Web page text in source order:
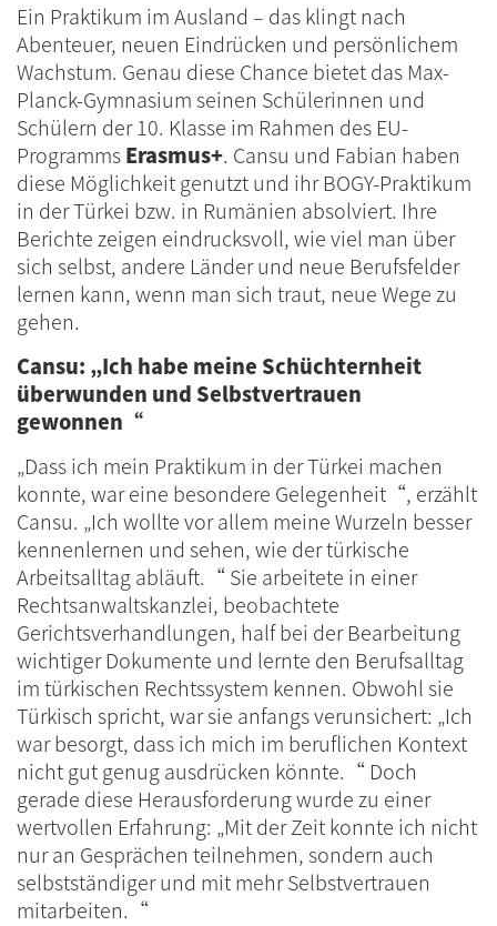
Ein Praktikum im Ausland – das klingt nach
Abenteuer, neuen Eindrücken und persönlichem
Wachstum. Genau diese Chance bietet das Max-
Planck-Gymnasium seinen Schülerinnen und
Schülern der 10. Klasse im Rahmen des EU-
ProgrammsErasmus+. Cansu und Fabian haben
diese Möglichkeit genutzt und ihr BOGY-Praktikum
in der Türkei bzw. in Rumänien absolviert. Ihre
Berichte zeigen eindrucksvoll, wie viel man über
sich selbst, andere Länder und neue Berufsfelder
lernen kann, wenn man sich traut, neue Wege zu
gehen.
Cansu: „Ich habe meine Schüchternheit
überwunden und Selbstvertrauen
gewonnen“
„Dass ich mein Praktikum in der Türkei machen
konnte, war eine besondere Gelegenheit“, erzählt
Cansu. „Ich wollte vor allem meine Wurzeln besser
kennenlernen und sehen, wie der türkische
Arbeitsalltag abläuft.“ Sie arbeitete in einer
Rechtsanwaltskanzlei, beobachtete
Gerichtsverhandlungen, half bei der Bearbeitung
wichtiger Dokumente und lernte den Berufsalltag
im türkischen Rechtssystem kennen. Obwohl sie
Türkisch spricht, war sie anfangs verunsichert: „Ich
war besorgt, dass ich mich im beruflichen Kontext
nicht gut genug ausdrücken könnte.“ Doch
gerade diese Herausforderung wurde zu einer
wertvollen Erfahrung: „Mit der Zeit konnte ich nicht
nur an Gesprächen teilnehmen, sondern auch
selbstständiger und mit mehr Selbstvertrauen
mitarbeiten.“